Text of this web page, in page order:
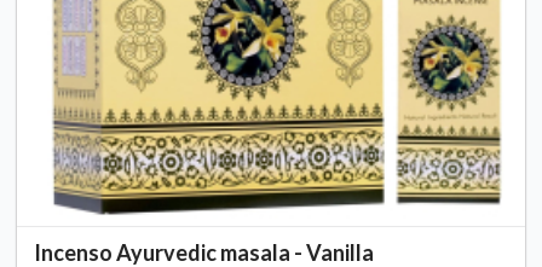
Incenso Ayurvedic masala - Vanilla